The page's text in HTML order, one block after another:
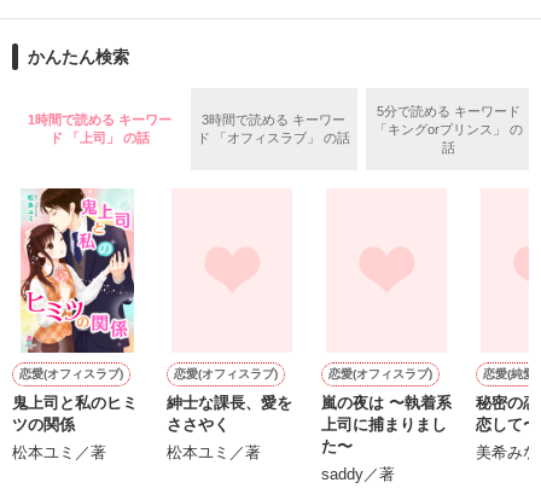
*｡ﾟ+*｡ﾟ+*｡ﾟ+*｡ﾟ+*｡ﾟ+*｡ﾟ+*
私の考えたのも
何かに必要になったら
参考として
見てくださるのら
とても光栄です(^O^)
是非みてください☆☆
*｡+*｡+*+*｡｡*+｡*゜*+｡+*
２０１１
最終更新４/２４
稚拙な詩集になるかもしれませんが、
その辺りは温かい目でご覧頂けると嬉しいです。
作品を読む
かんたん検索
1時間で読める キーワー
ド 「上司」 の話
3時間で読める キーワー
ド 「オフィスラブ」 の話
5分で読める キーワード
「キングorプリンス」 の
話
恋愛(オフィスラブ)
鬼上司と私のヒミ
ツの関係
松本ユミ／著
恋愛(オフィスラブ)
紳士な課長、愛を
ささやく
松本ユミ／著
恋愛(オフィスラブ)
嵐の夜は 〜執着系
上司に捕まりまし
た〜
saddy／著
恋愛(純愛)
秘密の
恋して〜
美希み